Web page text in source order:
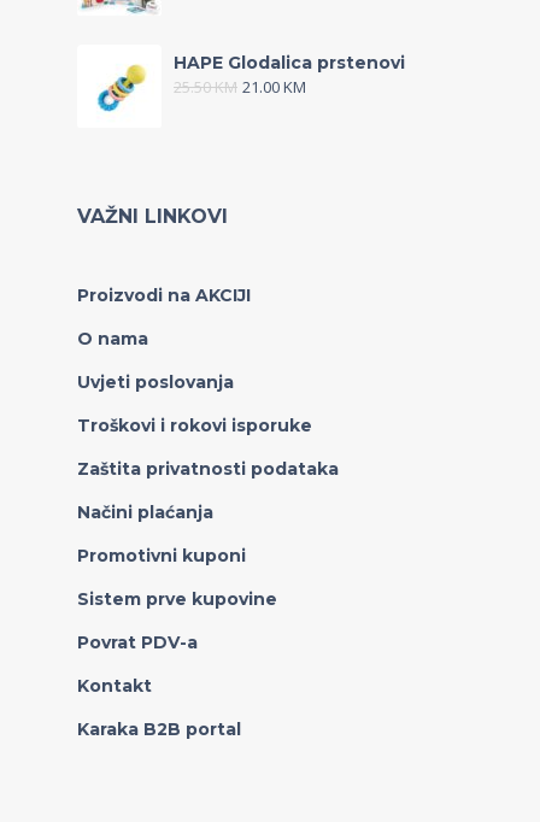
HAPE Glodalica prstenovi
25.50KM 21.00KM
VAŽNI LINKOVI
Proizvodi na AKCIJI
O nama
Uvjeti poslovanja
Troškovi i rokovi isporuke
Zaštita privatnosti podataka
Načini plaćanja
Promotivni kuponi
Sistem prve kupovine
Povrat PDV-a
Kontakt
Karaka B2B portal